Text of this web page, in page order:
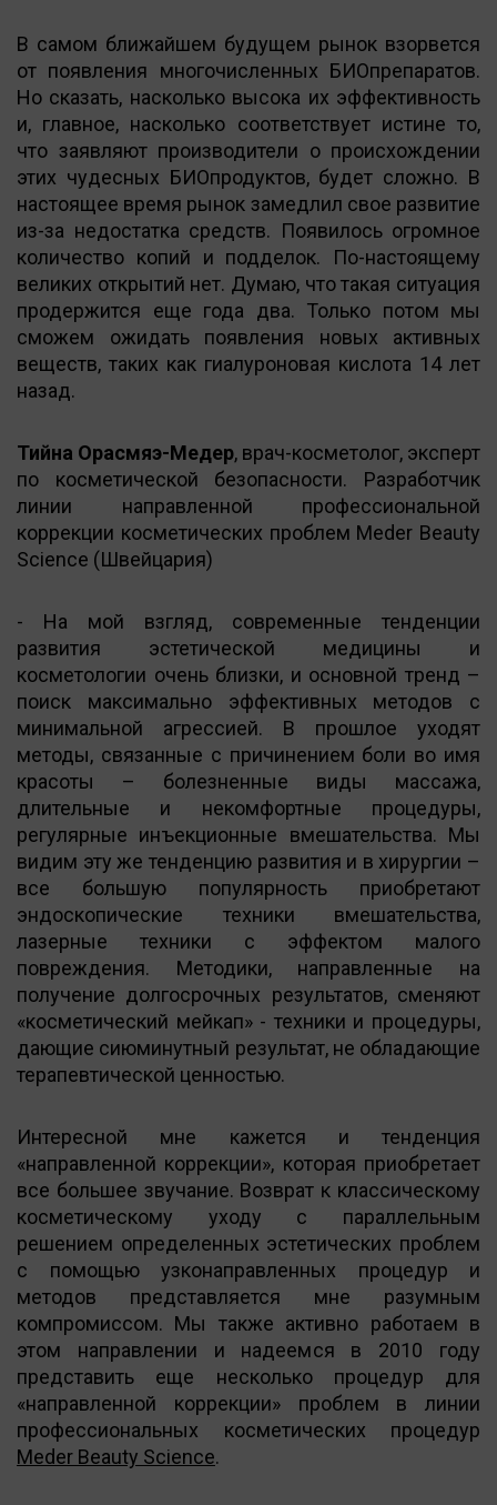
В самом ближайшем будущем рынок взорвется
от появления многочисленных БИОпрепаратов.
Но сказать, насколько высока их эффективность
и, главное, насколько соответствует истине то,
что заявляют производители о происхождении
этих чудесных БИОпродуктов, будет сложно. В
настоящее время рынок замедлил свое развитие
из-за недостатка средств. Появилось огромное
количество копий и подделок. По-настоящему
великих открытий нет. Думаю, что такая ситуация
продержится еще года два. Только потом мы
сможем ожидать появления новых активных
веществ, таких как гиалуроновая кислота 14 лет
назад.
Тийна Орасмяэ-Медер, врач-косметолог, эксперт
по косметической безопасности. Разработчик
линии направленной профессиональной
коррекции косметических проблем Meder Beauty
Science (Швейцария)
- На мой взгляд, современные тенденции
развития эстетической медицины и
косметологии очень близки, и основной тренд –
поиск максимально эффективных методов с
минимальной агрессией. В прошлое уходят
методы, связанные с причинением боли во имя
красоты – болезненные виды массажа,
длительные и некомфортные процедуры,
регулярные инъекционные вмешательства. Мы
видим эту же тенденцию развития и в хирургии –
все большую популярность приобретают
эндоскопические техники вмешательства,
лазерные техники с эффектом малого
повреждения. Методики, направленные на
получение долгосрочных результатов, сменяют
«косметический мейкап» - техники и процедуры,
дающие сиюминутный результат, не обладающие
терапевтической ценностью.
Интересной мне кажется и тенденция
«направленной коррекции», которая приобретает
все большее звучание. Возврат к классическому
косметическому уходу с параллельным
решением определенных эстетических проблем
с помощью узконаправленных процедур и
методов представляется мне разумным
компромиссом. Мы также активно работаем в
этом направлении и надеемся в 2010 году
представить еще несколько процедур для
«направленной коррекции» проблем в линии
профессиональных косметических процедур
Meder Beauty Science.